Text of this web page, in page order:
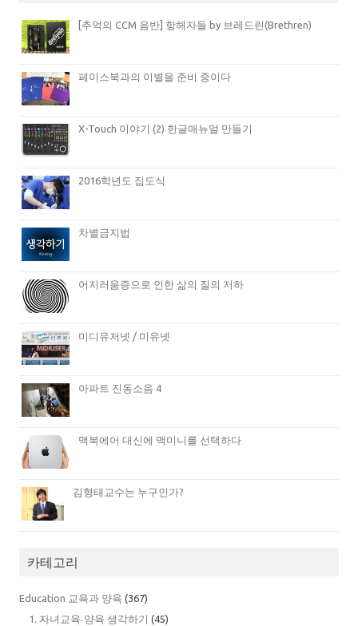
[추억의 CCM 음반] 항해자들 by 브레드린(Brethren)
페이스북과의 이별을 준비 중이다
X-Touch 이야기 (2) 한글매뉴얼 만들기
2016학년도 집도식
차별금지법
어지러움증으로 인한 삶의 질의 저하
미디유저넷 / 미유넷
아파트 진동소음 4
맥북에어 대신에 맥미니를 선택하다
김형태교수는 누구인가?
카테고리
Education 교육과 양육 (367)
1. 자녀교육∙양육 생각하기 (45)